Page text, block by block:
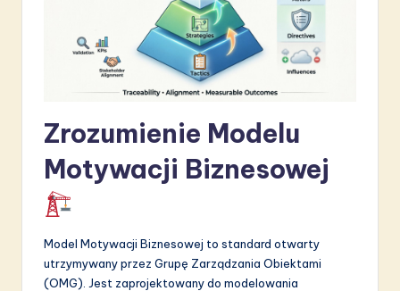
Zrozumienie Modelu
Motywacji Biznesowej
Model Motywacji Biznesowej to standard otwarty
utrzymywany przez Grupę Zarządzania Obiektami
(OMG). Jest zaprojektowany do modelowania